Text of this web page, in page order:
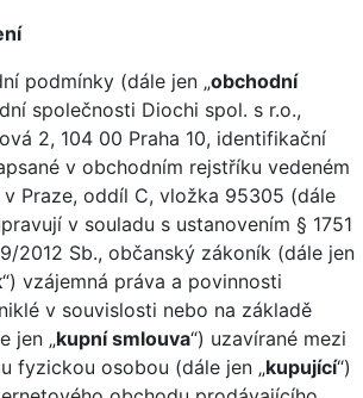
podmínky (dále jen „obchodní
společnosti Diochi spol. s r.o.,
2, 104 00 Praha 10, identifikační
v obchodním rejstříku vedeném
Praze, oddíl C, vložka 95305 (dále
v souladu s ustanovením § 1751
2012 Sb., občanský zákoník (dále jen
“) vzájemná práva a povinnosti
v souvislosti nebo na základě
jen „kupní smlouva“) uzavírané mezi
fyzickou osobou (dále jen „kupující“)